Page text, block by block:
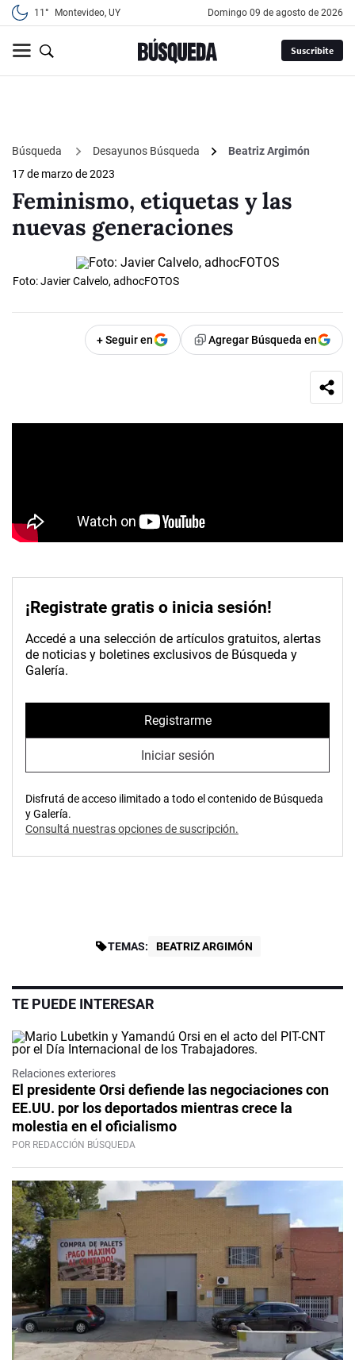
11° Montevideo, UY domingo 09 de agosto de 2026
Suscribite
Búsqueda Desayunos Búsqueda
Beatriz Argimón
17 de marzo de 2023
Feminismo, etiquetas y las
nuevas generaciones
Foto: Javier Calvelo, adhocFOTOS
+ Seguir en Agregar Búsqueda en
¡Registrate gratis o inicia sesión!
Accedé a una selección de artículos gratuitos, alertas
de noticias y boletines exclusivos de Búsqueda y
Galería.
Registrarme
Iniciar sesión
Disfrutá de acceso ilimitado a todo el contenido de Búsqueda
y Galería.
Consultá nuestras opciones de suscripción.
TEMAS: BEATRIZ ARGIMÓN
TE PUEDE INTERESAR
Relaciones exteriores
El presidente Orsi defiende las negociaciones con
EE.UU. por los deportados mientras crece la
molestia en el oficialismo
POR REDACCIÓN BÚSQUEDA